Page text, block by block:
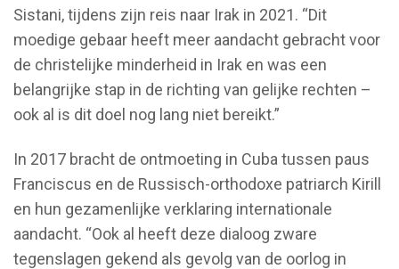
Sistani, tijdens zijn reis naar Irak in 2021. “Dit
moedige gebaar heeft meer aandacht gebracht voor
de christelijke minderheid in Irak en was een
belangrijke stap in de richting van gelijke rechten –
ook al is dit doel nog lang niet bereikt.”
In 2017 bracht de ontmoeting in Cuba tussen paus
Franciscus en de Russisch-orthodoxe patriarch Kirill
en hun gezamenlijke verklaring internationale
aandacht. “Ook al heeft deze dialoog zware
tegenslagen gekend als gevolg van de oorlog in